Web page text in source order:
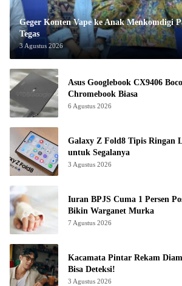
Geger Konten Vape ke Anak Menkomdigi
Tegas
3 Agustus 2026
Asus Googlebook CX9406
Chromebook Biasa
6 Agustus 2026
Galaxy Z Fold8 Tipis Ringan
untuk Segalanya
3 Agustus 2026
Iuran BPJS Cuma 1 Persen
Bikin Warganet Murka
7 Agustus 2026
Kacamata Pintar Rekam
Bisa Deteksi!
3 Agustus 2026